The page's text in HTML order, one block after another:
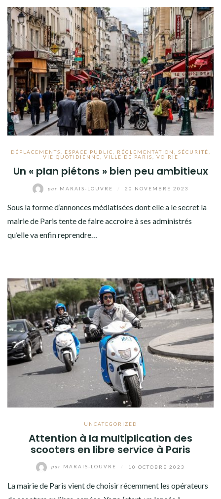
DÉPLACEMENTS ESPACE PUBLIC RÉGLEMENTATION SÉCURITÉ
VIE QUOTIDIENNE
VILLE DE PARIS VOIRIE
Un « plan piétons » bien peu ambitieux
par MARAIS-LOUVRE 20 NOVEMBRE 2023
Sous la forme d’annonces médiatisées dont elle a le secret la
mairie de Paris tente de faire accroire à ses administrés
qu’elle va enfin reprendre…
UNCATEGORIZED
Attention à la multiplication des
scooters en libre service à Paris
par MARAIS-LOUVRE 10 OCTOBRE 2023
La mairie de Paris vient de choisir récemment les opérateurs